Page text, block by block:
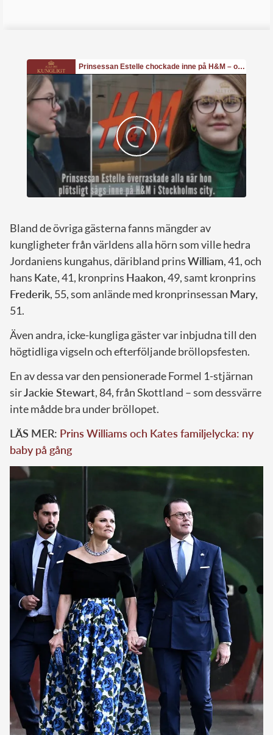
Bland de övriga gästerna fanns mängder av
kungligheter från världens alla hörn som ville hedra
Jordaniens kungahus, däribland prinsWilliam, 41, och
hans Kate, 41, kronprins Haakon, 49, samt kronprins
Frederik, 55, som anlände med kronprinsessan Mary,
51.
Även andra, icke-kungliga gäster var inbjudna till den
högtidliga vigseln och efterföljande bröllopsfesten.
En av dessa var den pensionerade Formel 1-stjärnan
sirJackie Stewart, 84, från Skottland – som dessvärre
inte mådde bra under bröllopet.
LÄS MER: Prins Williams och Kates familjelycka: ny
baby på gång